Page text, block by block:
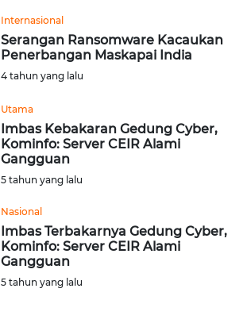
Internasional
Serangan Ransomware Kacaukan
Penerbangan Maskapai India
4 tahun yang lalu
Utama
Imbas Kebakaran Gedung Cyber,
Kominfo: Server CEIR Alami
Gangguan
5 tahun yang lalu
Nasional
Imbas Terbakarnya Gedung Cyber,
Kominfo: Server CEIR Alami
Gangguan
5 tahun yang lalu